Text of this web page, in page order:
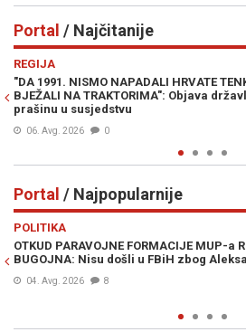
Portal / Najčitanije
REGIJA
"DA 1991. NISMO NAPADALI HRVATE
BJEŽALI NA TRAKTORIMA": Objava
prašinu u susjedstvu
06. Avg. 2026 0
Portal / Najpopularnije
POLITIKA
OTKUD PARAVOJNE FORMACIJE MUP-a
BUGOJNA: Nisu došli u FBiH zbog
04. Avg. 2026 8